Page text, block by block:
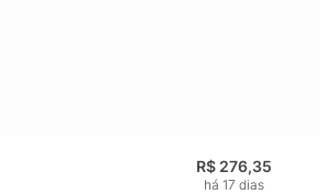
R$ 276,35
há 17 dias